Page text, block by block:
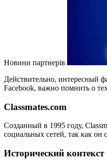
Новини партнерів
Действительно, интересный
Facebook, важно помнить о
Classmates.com
Созданный в 1995 году,
социальных сетей, так как
Исторический контекст